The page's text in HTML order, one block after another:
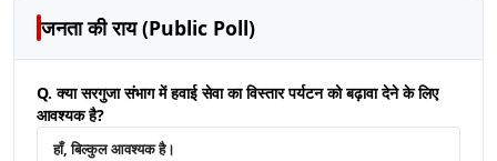
जनता की राय (Public Poll)
Q. क्या सरगुजा संभाग में हवाई सेवा का विस्तार पर्यटन को बढ़ावा देने के लिए
आवश्यक है?
हाँ, बिल्कुल आवश्यक है।